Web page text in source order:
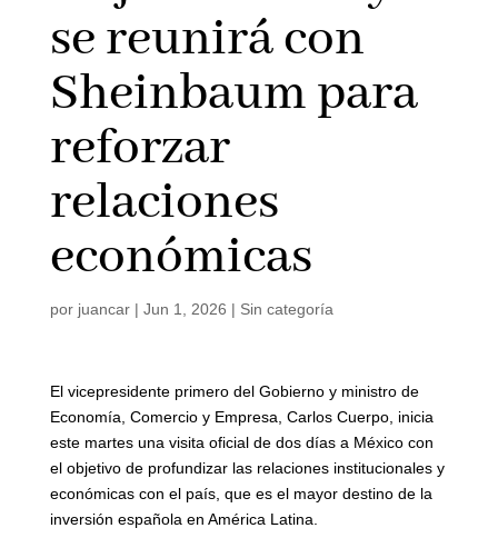
se reunirá con
Sheinbaum para
reforzar
relaciones
económicas
por juancar| Jun 1, 2026 | Sin categoría
El vicepresidente primero del Gobierno y ministro de
Economía, Comercio y Empresa, Carlos Cuerpo, inicia
este martes una visita oficial de dos días a México con
el objetivo de profundizar las relaciones institucionales y
económicas con el país, que es el mayor destino de la
inversión española en América Latina.